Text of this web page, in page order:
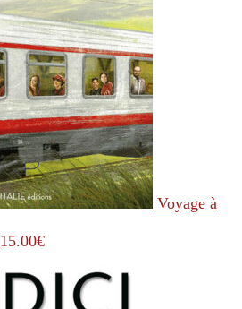
Voyage à
15.00€